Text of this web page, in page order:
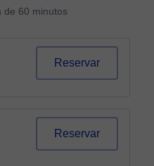
de 60 minutos
Reservar
Reservar